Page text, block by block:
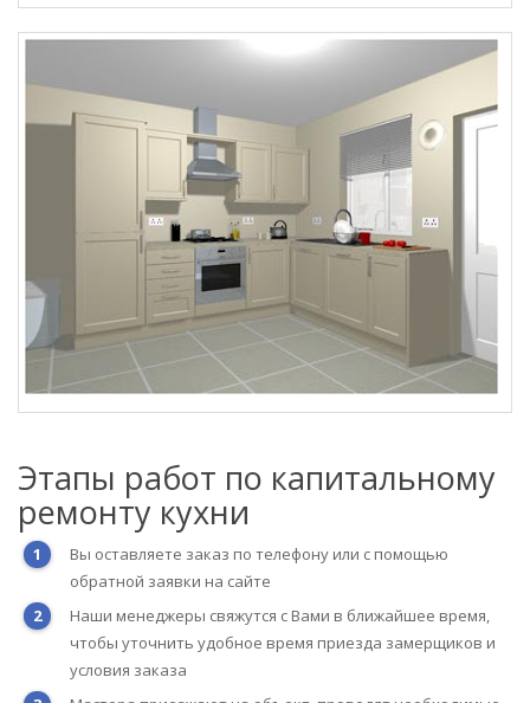
Этапы работ по капитальному
ремонту кухни
Вы оставляете заказ по телефону или с помощью
обратной заявки на сайте
Наши менеджеры свяжутся с Вами в ближайшее время,
чтобы уточнить удобное время приезда замерщиков и
условия заказа